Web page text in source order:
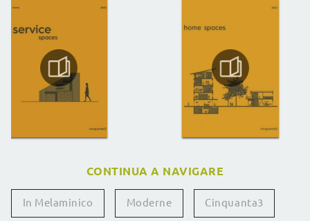
CONTINUA A NAVIGARE
In Melaminico Moderne Cinquanta3